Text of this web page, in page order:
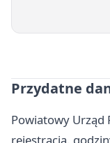
Przydatne
Powiatowy Urząd
rejestracja,